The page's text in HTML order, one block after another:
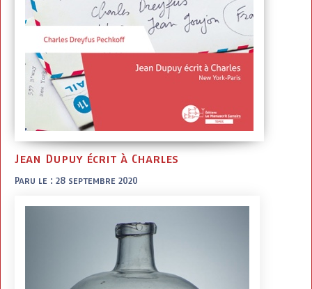
Jean Dupuy écrit à Charles
Paru le : 28 septembre 2020